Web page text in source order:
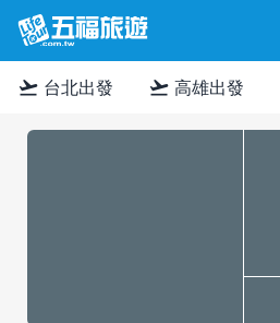
flight_takeoff 台北出發 flight_takeoff 高雄出發